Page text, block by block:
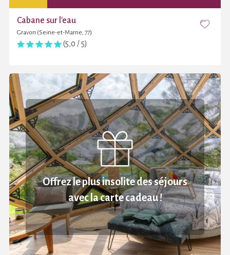
Cabane sur l'eau
Gravon (Seine-et-Marne, 77)
(5,0 / 5)
Offrez le plus insolite des séjours
avec la carte cadeau !